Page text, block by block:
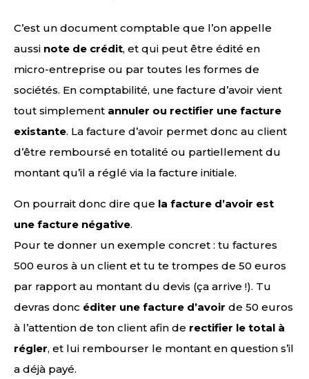
C’est un document comptable que l’on appelle
aussi note de crédit, et qui peut être édité en
micro-entreprise ou par toutes les formes de
sociétés. En comptabilité, une facture d’avoir vient
tout simplement annuler ou rectifier une facture
existante. La facture d’avoir permet donc au client
d’être remboursé en totalité ou partiellement du
montant qu’il a réglé via la facture initiale.
On pourrait donc dire que la facture d’avoir est
une facture négative.
Pour te donner un exemple concret : tu factures
500 euros à un client et tu te trompes de 50 euros
par rapport au montant du devis (ça arrive !). Tu
devras donc éditer une facture d’avoir de 50 euros
à l’attention de ton client afin de rectifier le total à
régler, et lui rembourser le montant en question s’il
a déjà payé.